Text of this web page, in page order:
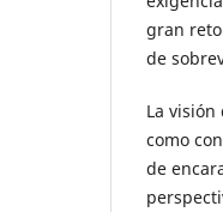
gran
de
La
como
de